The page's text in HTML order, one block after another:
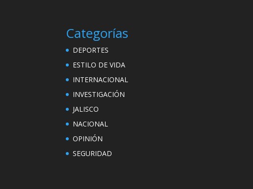
Categorías
DEPORTES
ESTILO DE VIDA
INTERNACIONAL
INVESTIGACIÓN
JALISCO
NACIONAL
OPINIÓN
SEGURIDAD